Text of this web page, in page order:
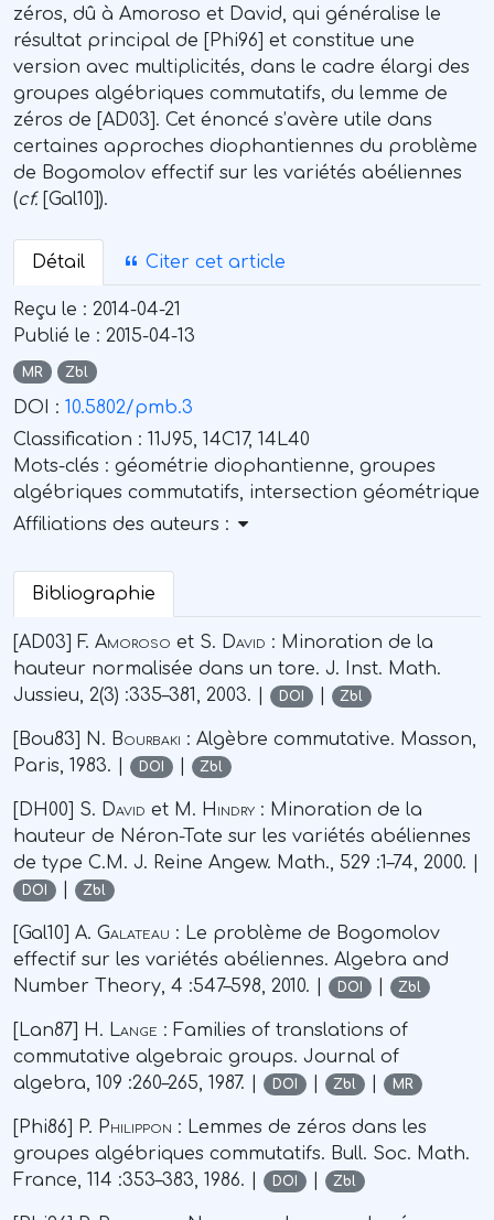
zéros, dû à Amoroso et David, qui généralise le
résultat principal de [Phi96] et constitue une
version avec multiplicités, dans le cadre élargi des
groupes algébriques commutatifs, du lemme de
zéros de [AD03]. Cet énoncé s’avère utile dans
certaines approches diophantiennes du problème
de Bogomolov effectif sur les variétés abéliennes
(cf. [Gal10]).
Détail Citer cet article
Reçu le : 2014-04-21
Publié le : 2015-04-13
MR Zbl
DOI : 10.5802/pmb.3
Classification : 11J95, 14C17, 14L40
Mots-clés : géométrie diophantienne, groupes
algébriques commutatifs, intersection géométrique
Affiliations des auteurs :
Bibliographie
[AD03] F. Amoroso et S. David : Minoration de la
hauteur normalisée dans un tore. J. Inst. Math.
Jussieu, 2(3) :335–381, 2003. |
DOI | Zbl
[Bou83] N. Bourbaki : Algèbre commutative. Masson,
Paris, 1983. |
DOI | Zbl
[DH00] S. David et M. Hindry : Minoration de la
hauteur de Néron-Tate sur les variétés abéliennes
de type C.M. J. Reine Angew. Math., 529 :1–74, 2000. |
DOI | Zbl
[Gal10] A. Galateau : Le problème de Bogomolov
effectif sur les variétés abéliennes. Algebra and
Number Theory, 4 :547–598, 2010. |
DOI | Zbl
[Lan87] H. Lange : Families of translations of
commutative algebraic groups. Journal of
algebra, 109 :260–265, 1987. |
DOI | Zbl | MR
[Phi86] P. Philippon : Lemmes de zéros dans les
groupes algébriques commutatifs. Bull. Soc. Math.
France, 114 :353–383, 1986. |
DOI | Zbl